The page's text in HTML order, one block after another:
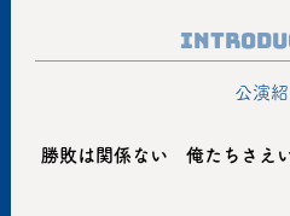
公演
勝敗は関係ない　俺たちさえ